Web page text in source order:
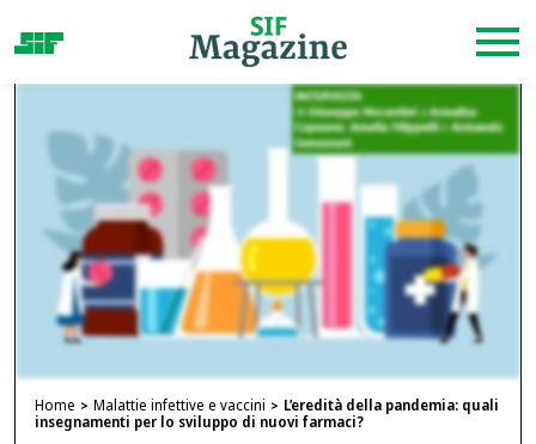
Home Malattie infettive e vaccini
L’eredità della pandemia: quali
insegnamenti per lo sviluppo di nuovi farmaci?